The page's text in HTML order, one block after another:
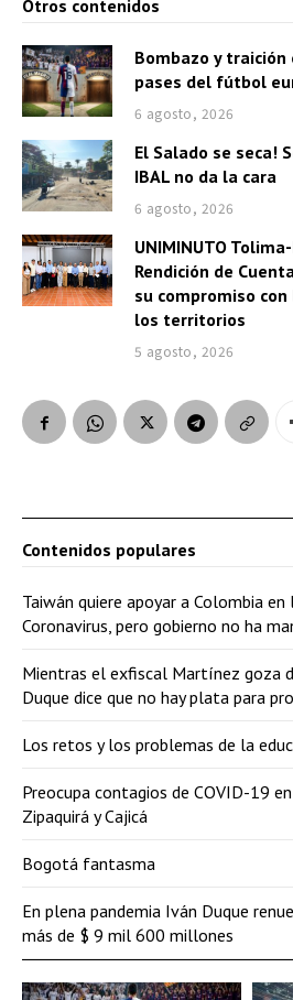
Otros contenidos
Bombazo y traición
pases del fútbol
6 agosto, 2026
El Salado se seca!
IBAL no da la cara
6 agosto, 2026
UNIMINUTO
Rendición de
su compromiso
los territorios
5 agosto, 2026
Contenidos populares
Taiwán quiere apoyar a Colombia
Coronavirus, pero gobierno no ha
Mientras el exfiscal Martínez goza
Duque dice que no hay plata para
Los retos y los problemas de la
Preocupa contagios de COVID-19
Zipaquirá y Cajicá
Bogotá fantasma
En plena pandemia Iván Duque
más de $ 9 mil 600 millones